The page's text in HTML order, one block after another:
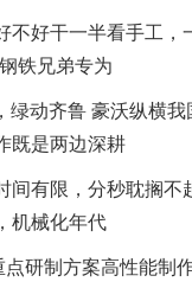
好干一半看手工，
铁兄弟专为
齐鲁 豪沃纵横我
既是两边深耕
有限，分秒耽搁不
机械化年代
制方案高性能制作